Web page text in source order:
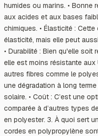
humides ou marins. • Bonne
aux acides et aux bases
chimiques. • Élasticité :
élasticité, mais elle peut
• Durabilité : Bien qu'elle
elle est moins résistante aux
autres fibres comme le
une dégradation à long
solaire. • Coût : C’est une
comparée à d’autres types
en polyester. 3. À quoi sert
cordes en polypropylène